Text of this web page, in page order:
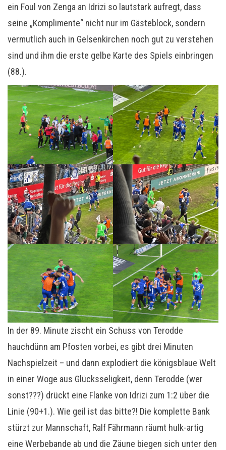
ein Foul von Zenga an Idrizi so lautstark aufregt, dass
seine „Komplimente“ nicht nur im Gästeblock, sondern
vermutlich auch in Gelsenkirchen noch gut zu verstehen
sind und ihm die erste gelbe Karte des Spiels einbringen
(88.).
In der 89. Minute zischt ein Schuss von Terodde
hauchdünn am Pfosten vorbei, es gibt drei Minuten
Nachspielzeit – und dann explodiert die königsblaue Welt
in einer Woge aus Glücksseligkeit, denn Terodde (wer
sonst???) drückt eine Flanke von Idrizi zum 1:2 über die
Linie (90+1.). Wie geil ist das bitte?! Die komplette Bank
stürzt zur Mannschaft, Ralf Fährmann räumt hulk-artig
eine Werbebande ab und die Zäune biegen sich unter den